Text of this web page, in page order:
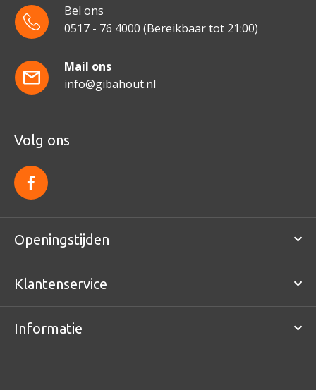
Bel ons
0517 - 76 4000 (Bereikbaar tot 21:00)
Mail ons
info@gibahout.nl
Volg ons
f
a
c
e
o
o
Openingstijden
Klantenservice
Informatie